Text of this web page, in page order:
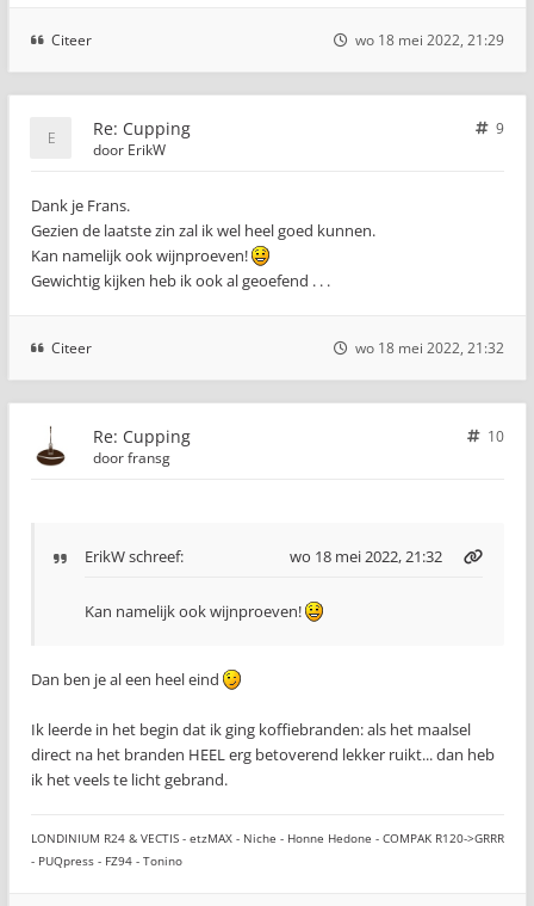
Citeer wo 18 mei 2022, 21:29
Re: Cupping
9
door ErikW
Dank je Frans.
Gezien de laatste zin zal ik wel heel goed kunnen.
Kan namelijk ook wijnproeven!
Gewichtig kijken heb ik ook al geoefend . . .
Citeer wo 18 mei 2022, 21:32
Re: Cupping
10
doorfransg
ErikWschreef: wo 18 mei 2022, 21:32
Kan namelijk ook wijnproeven!
Dan ben je al een heel eind
Ik leerde in het begin dat ik ging koffiebranden: als het maalsel
direct na het branden HEEL erg betoverend lekker ruikt... dan heb
ik het veels te licht gebrand.
LONDINIUM R24 & VECTIS - etzMAX - Niche - Honne Hedone - COMPAK R120->GRRR
- PUQpress - FZ94 - Tonino